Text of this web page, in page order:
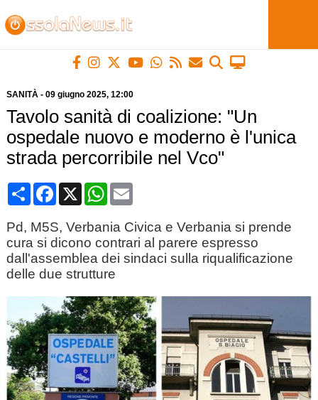
SANITÀ- 09 giugno 2025, 12:00
Tavolo sanità di coalizione: "Un
ospedale nuovo e moderno è l'unica
strada percorribile nel Vco"
CondividiFacebook
X WhatsApp
Email
Pd, M5S, Verbania Civica e Verbania si prende
cura si dicono contrari al parere espresso
dall'assemblea dei sindaci sulla riqualificazione
delle due strutture